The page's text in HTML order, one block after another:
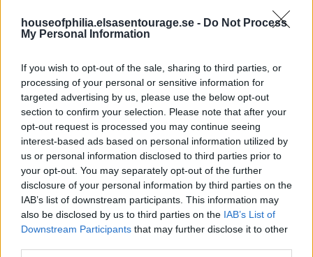
houseofphilia.elsasentourage.se - Do Not Process
My Personal Information
If you wish to opt-out of the sale, sharing to third parties, or
processing of your personal or sensitive information for
targeted advertising by us, please use the below opt-out
section to confirm your selection. Please note that after your
opt-out request is processed you may continue seeing
interest-based ads based on personal information utilized by
us or personal information disclosed to third parties prior to
your opt-out. You may separately opt-out of the further
disclosure of your personal information by third parties on the
IAB’s list of downstream participants. This information may
also be disclosed by us to third parties on the IAB’s List of
Downstream Participants that may further disclose it to other
JULGOTT
Julhysterin 2014
Julpeppen 2016
Kejsarsnittet
Köket
Kontoret
Lanthandeln
Lilla hallen
Livet
Livräddare
Lutande Huset
Mode – Skönhet
Nestinghysterin
Nestinghysterin 2.0